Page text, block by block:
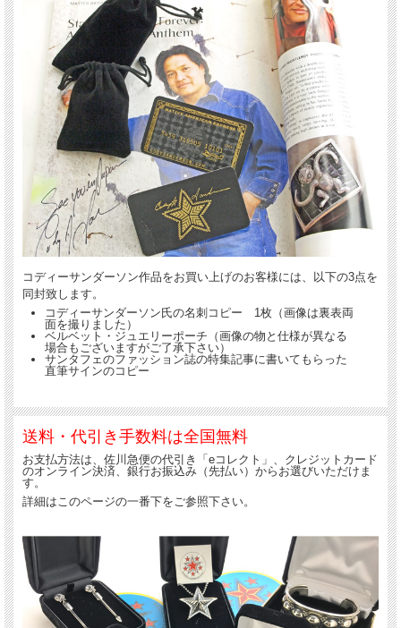
コディーサンダーソン作品をお買い上げのお客様には、以下の3点を
同封致します。
コディーサンダーソン氏の名刺コピー 1枚（画像は裏表両
面を撮りました）
ベルベット・ジュエリーポーチ（画像の物と仕様が異なる
場合もございますがご了承下さい）
サンタフェのファッション誌の特集記事に書いてもらった
直筆サインのコピー
送料・代引き手数料は全国無料
お支払方法は、佐川急便の代引き「eコレクト」、クレジットカード
のオンライン決済、銀行お振込み（先払い）からお選びいただけま
す。
詳細はこのページの一番下をご参照下さい。